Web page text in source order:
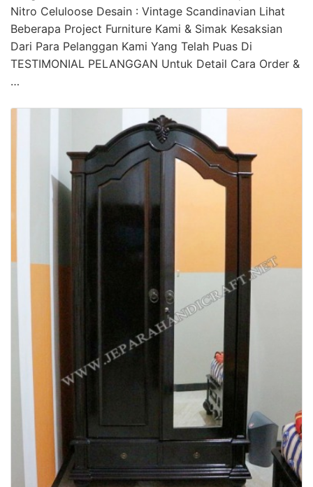
Nitro Celuloose Desain : Vintage Scandinavian Lihat
Beberapa Project Furniture Kami & Simak Kesaksian
Dari Para Pelanggan Kami Yang Telah Puas Di
TESTIMONIAL PELANGGAN Untuk Detail Cara Order &
…